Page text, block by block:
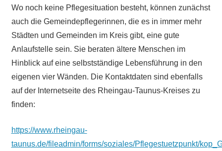
Wo noch keine Pflegesituation besteht, können zunächst
auch die Gemeindepflegerinnen, die es in immer mehr
Städten und Gemeinden im Kreis gibt, eine gute
Anlaufstelle sein. Sie beraten ältere Menschen im
Hinblick auf eine selbstständige Lebensführung in den
eigenen vier Wänden. Die Kontaktdaten sind ebenfalls
auf der Internetseite des Rheingau-Taunus-Kreises zu
finden:
https://www.rheingau-
taunus.de/fileadmin/forms/soziales/Pflegestuetzpunkt/